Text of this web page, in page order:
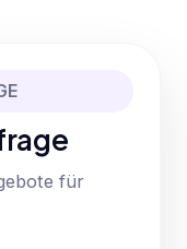
für